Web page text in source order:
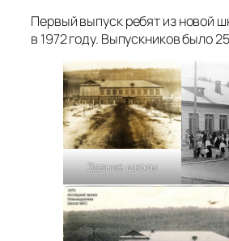
Первый выпуск ребят из новой
в 1972 году. Выпускников было
Здание школы